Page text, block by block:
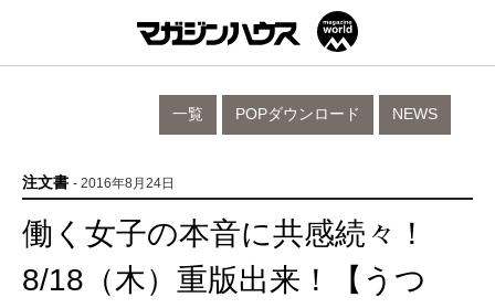
NEWS
POPダウンロード
一覧
注文書 - 2016年8月24日
働く女子の本音に共感続々！
8/18（木）重版出来！【うつ